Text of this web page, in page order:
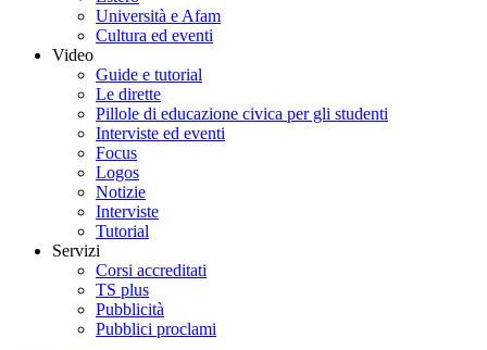
Università e Afam
Cultura ed eventi
Video
Guide e tutorial
Le dirette
Pillole di educazione civica per gli studenti
Interviste ed eventi
Focus
Logos
Notizie
Interviste
Tutorial
Servizi
Corsi accreditati
TS plus
Pubblicità
Pubblici proclami